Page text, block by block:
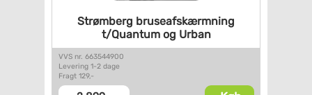
Strømberg bruseafskærmning
t/Quantum og Urban
VVS nr. 663544900
Levering 1-2 dage
Fragt 129,-